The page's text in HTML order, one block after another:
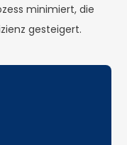
minimiert, die
gesteigert.